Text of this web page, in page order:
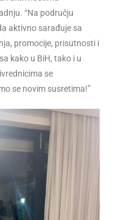
“Na području
aktivno sarađuje sa
promocije, prisutnosti i
kako u BiH, tako i u
se
se novim susretima!”